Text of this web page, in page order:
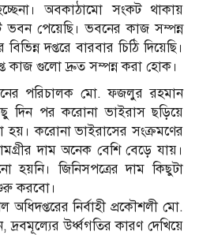
অবকাঠামো সংকট থাকায়
পেয়েছি। ভবনের কাজ সম্পন্ন
দপ্তরে বারবার চিঠি দিয়েছি।
কাজ গুলো দ্রুত সম্পন্ন করা হোক।
পরিচালক মো. ফজলুর রহমান
দিন পর করোনা ভাইরাস ছড়িয়ে
করোনা ভাইরাসের সংক্রমণের
দাম অনেক বেশি বেড়ে যায়।
জিনিসপত্রের দাম কিছুটা
করবো।
অধিদপ্তরের নির্বাহী প্রকৌশলী মো.
উর্ধ্বগতির কারণ দেখিয়ে